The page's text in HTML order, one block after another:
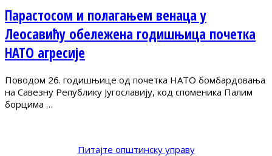
Парастосом и полагањем венаца у
Леосавићу обележена годишњица почетка
НАТО агресије
Поводом 26. годишњице од почетка НАТО бомбардовања
на Савезну Републику Југославију, код споменика Палим
борцима …
Питајте општинску управу